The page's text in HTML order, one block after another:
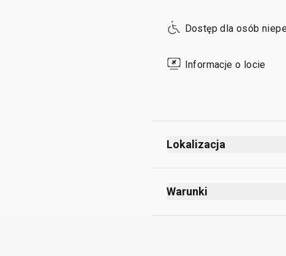
Dostęp dla osób
Informacje o locie
Lokalizacja
Odloty
Za kontrolą
Warunki
Zakaz palenia (w tym e-